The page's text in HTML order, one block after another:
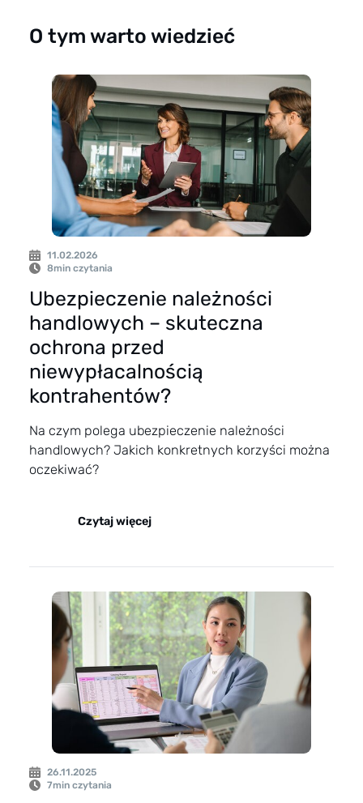
O tym warto wiedzieć
11.02.2026
8min czytania
Ubezpieczenie należności
handlowych – skuteczna
ochrona przed
niewypłacalnością
kontrahentów?
Na czym polega ubezpieczenie należności
handlowych? Jakich konkretnych korzyści można
oczekiwać?
Czytaj więcej
26.11.2025
7min czytania